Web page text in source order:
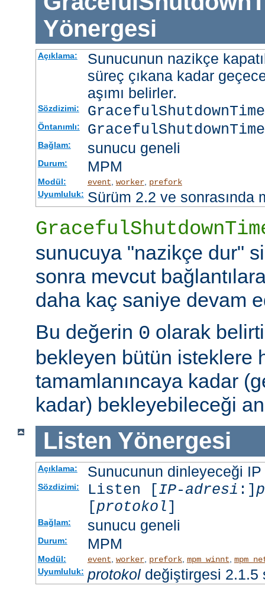
Yönergesi
Açıklama:
Sunucunun nazikçe
süreç çıkana kadar
aşımı belirler.
Sözdizimi:
Öntanımlı:
Bağlam: sunucu geneli
Durum: MPM
Modül: event, worker, prefork
Uyumluluk: Sürüm 2.2 ve sonrasında
sunucuya "nazikçe dur"
sonra mevcut
daha kaç saniye devam
Bu değerin 0 olarak
bekleyen bütün isteklere
tamamlanıncaya kadar
kadar) bekleyebileceği
Listen Yönergesi
Açıklama: Sunucunun dinleyeceği
Sözdizimi: Listen [IP-adresi :]
[protokol]
Bağlam: sunucu geneli
Durum: MPM
Modül: event worker, prefork, mpm_winnt
Uyumluluk: protokoldeğiştirgesi 2.1.5